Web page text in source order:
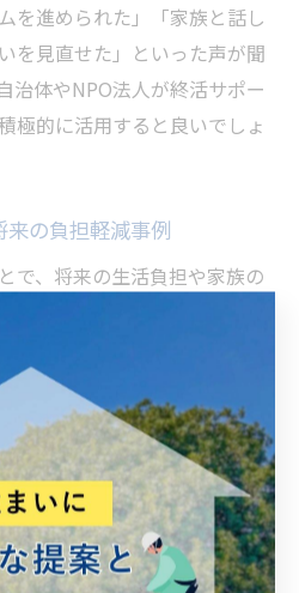
を進められた」「家族と話し
を見直せた」といった声が聞
治体やNPO法人が終活サポー
極的に活用すると良いでしょ
来の負担軽減事例
で、将来の生活負担や家族の
た際にも自宅での介護がスム
ます。段差の解消や手すりの
未然に防げたという具体的な
取りを変更し、賃貸や売却が
ムした事例もあります。将来